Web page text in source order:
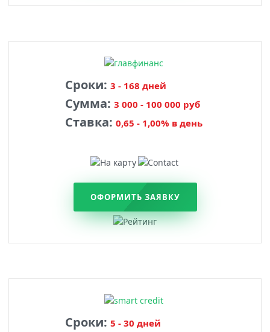
Сроки: 3 - 168 дней
Сумма: 3 000 - 100 000 руб
Ставка: 0,65 - 1,00% в день
ОФОРМИТЬ ЗАЯВКУ
Сроки: 5 - 30 дней